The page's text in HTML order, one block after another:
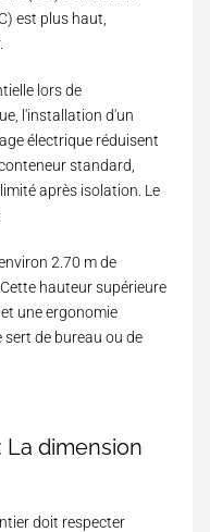
est plus haut,
lors de
l'installation d'un
électrique réduisent
standard,
après isolation. Le
2.70 m de
hauteur supérieure
une ergonomie
de bureau ou de
La dimension
doit respecter